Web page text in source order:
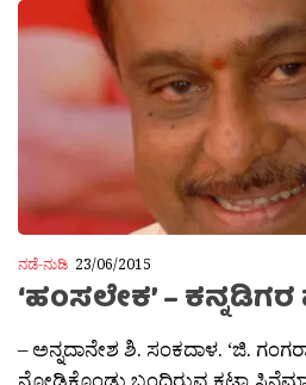
ನಡೆ-ನುಡಿ 23/06/2015
‘ಹಂಸಲೇಕ’ –
– ಅನ್ನದಾನೇಶ ಶಿ. ಸಂಕದಾಳ. ‘ಜಿ.